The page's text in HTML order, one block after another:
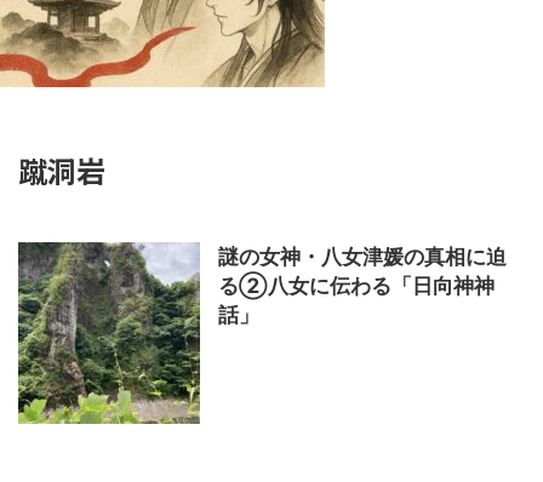
蹴洞岩
謎の女神・八女津媛の真相に迫
る②八女に伝わる「日向神神
話」